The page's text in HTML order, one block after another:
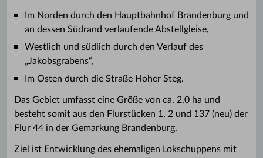
Im Norden durch den Hauptbahnhof Brandenburg und
an dessen Südrand verlaufende Abstellgleise,
Westlich und südlich durch den Verlauf des
„Jakobsgrabens“,
Im Osten durch die Straße Hoher Steg.
Das Gebiet umfasst eine Größe von ca. 2,0 ha und
besteht somit aus den Flurstücken 1, 2 und 137 (neu) der
Flur 44 in der Gemarkung Brandenburg.
Ziel ist Entwicklung des ehemaligen Lokschuppens mit